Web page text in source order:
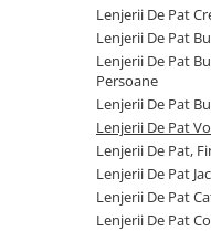
Cearceaf cu elastic
Cearceaf normal
Lenjerii De Pat Creponate
Lenjerii De Pat Bumbac
Lenjerii De Pat Bumbac
Matlasate, 2 Persoane
Lenjerii De Pat Bumbac
Lenjerii De Pat
Lenjerii De Pat
Lenjerii De Pat
Persoane
Lenjerii De Pat
Lenjerii De Pat
Lenjerii De Pat,
Lenjerii De Pat
Lenjerii De Pat
Lenjerii De Pat